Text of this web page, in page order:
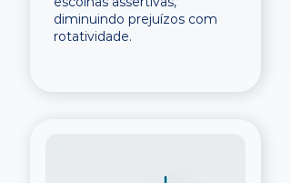
diminuindo prejuízos com
rotatividade.